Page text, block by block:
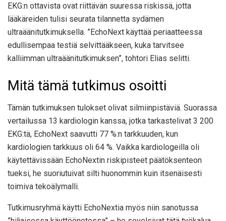
EKG:n ottavista ovat riittävän suuressa riskissä, jotta
lääkäreiden tulisi seurata tilannetta sydämen
ultraäänitutkimuksella. ”EchoNext käyttää periaatteessa
edullisempaa testiä selvittääkseen, kuka tarvitsee
kalliimman ultraäänitutkimuksen”, tohtori Elias selitti.
Mitä tämä tutkimus osoitti
Tämän tutkimuksen tulokset olivat silmiinpistäviä. Suorassa
vertailussa 13 kardiologin kanssa, jotka tarkastelivat 3 200
EKG:tä, EchoNext saavutti 77 %:n tarkkuuden, kun
kardiologien tarkkuus oli 64 %. Vaikka kardiologeilla oli
käytettävissään EchoNextin riskipisteet päätöksenteon
tueksi, he suoriutuivat silti huonommin kuin itsenäisesti
toimiva tekoälymalli.
Tutkimusryhmä käytti EchoNextia myös niin sanotussa